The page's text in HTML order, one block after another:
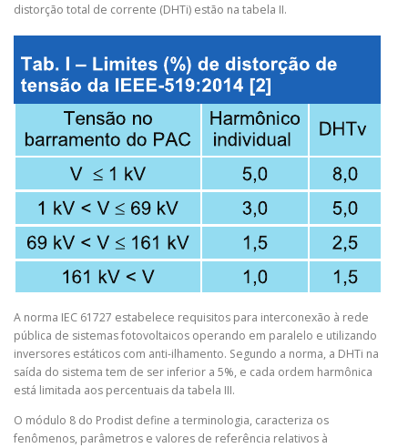
distorção total de corrente (DHTi) estão na tabela II.
A norma IEC 61727 estabelece requisitos para interconexão à rede
pública de sistemas fotovoltaicos operando em paralelo e utilizando
inversores estáticos com anti-ilhamento. Segundo a norma, a DHTi na
saída do sistema tem de ser inferior a 5%, e cada ordem harmônica
está limitada aos percentuais da tabela III.
O módulo 8 do Prodist define a terminologia, caracteriza os
fenômenos, parâmetros e valores de referência relativos à